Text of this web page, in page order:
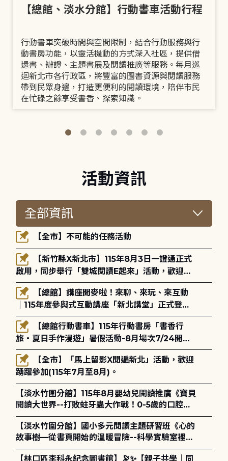
【總館、淡水分館】行動書車活動行程
行動書車突破時間與空間限制，結合行動服務與行
動書房功能，以靈活機動的方式深入社區，提供借
還書、辦證、主題書展及閱讀推廣等服務。每月巡
迴新北市各行政區，將豐富的圖書資源與閱讀服務
帶到民眾身邊，打造更便利的閱讀環境，陪伴市民
在忙碌之餘享受書香、探索知識。
活動資訊
【全市】不可能的任務活動
啟用，同步舉行「雙城閱讀E起來」活動，歡迎踴
躍參加(115年8月3日至10月4日)。
｜115年度參與式互動講座「新北講堂」正式登
場！
旅・夏日手作漫遊」暑假活動-8月場次7/24開始
報名
踴躍參加(115年7月至8月)。
【淡水竹圍分館】115年8月嬰幼兒閱讀推廣《寶貝
閱讀大世界--打敗蛀牙蟲大作戰！0-5歲的口腔照
護全攻略》
【淡水竹圍分館】國小多元閱讀主題研習班《心的
故事樹—從書頁開始的溫暖冒險--科學實驗室裡的
放電章魚》
【林口區李科永紀念圖書館】🔭✨【親子共學｜同